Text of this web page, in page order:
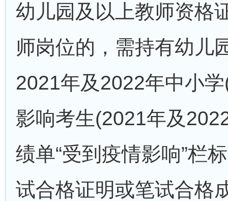
幼儿园及以上教师资格
师岗位的，需持有幼儿
2021年及2022年中小
影响考生(2021年及
绩单“受到疫情影响”栏
试合格证明或笔试合格